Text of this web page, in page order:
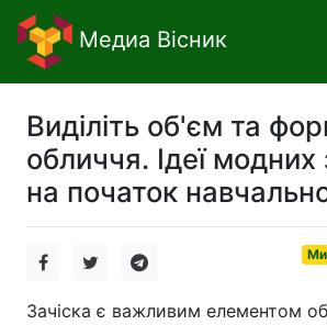
Медиа Вісник
Виділіть об'єм та
обличчя. Ідеї модних
на початок
Зачіска є важливим елементом